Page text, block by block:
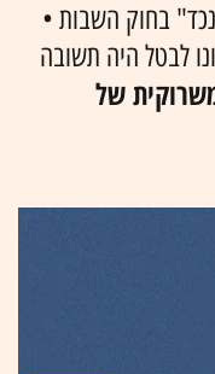
בחוק השבות •
לבטל היה תשובה
של